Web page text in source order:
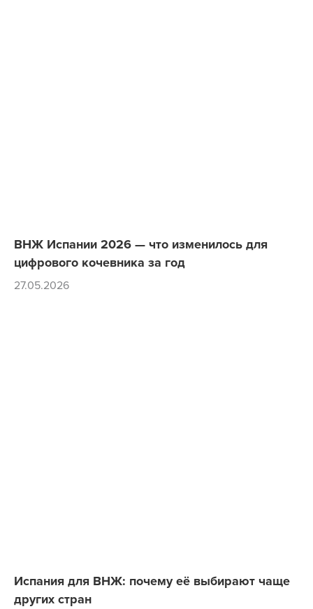
ВНЖ Испании 2026 — что изменилось для
цифрового кочевника за год
27.05.2026
Испания для ВНЖ: почему её выбирают чаще
других стран